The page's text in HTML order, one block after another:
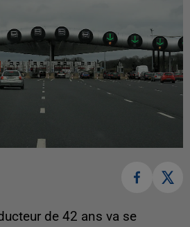
de 42 ans va se